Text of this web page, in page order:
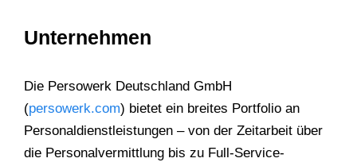
Unternehmen
Die Persowerk Deutschland GmbH
(persowerk.com) bietet ein breites Portfolio an
Personaldienstleistungen – von der Zeitarbeit über
die Personalvermittlung bis zu Full-Service-